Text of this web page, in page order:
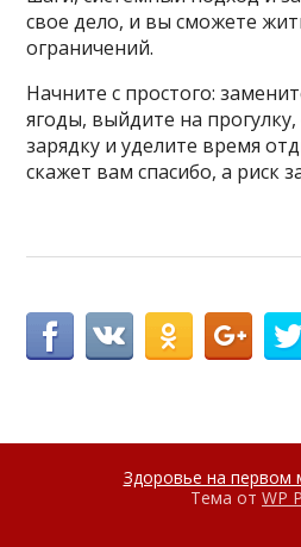
свое дело, и вы сможете
ограничений.
Начните с простого:
ягоды, выйдите на
зарядку и уделите время
скажет вам спасибо, а риск
Здоровье на первом
Тема от WP